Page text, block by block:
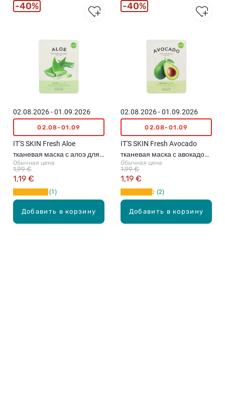
Добавить в корзину
02.08.2026 - 01.09.2026
02.08-01.09
IT'S SKIN Fresh Aloe
тканевая маска с алоэ для
лица, 1шт.х18г
Обычная цена
1,19 €
1,99 €
1
40%
Добавить в корзину
02.08.2026 - 01.09.2026
02.08-01.09
IT'S SKIN Fresh Avocado
тканевая маска с авокадо
для лица, 1шт.х21г
Обычная цена
1,19 €
1,99 €
2
40%